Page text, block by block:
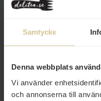
Samtycke
Denna webbplats
Vi använder
och annonserna till
Römertopf Lergryta Rustico 6
Köp